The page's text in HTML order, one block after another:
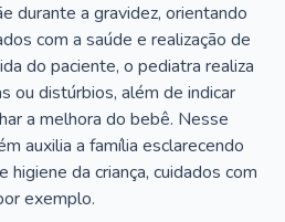
durante a gravidez, orientando
com a saúde e realização de
do paciente, o pediatra realiza
ou distúrbios, além de indicar
a melhora do bebê. Nesse
auxilia a família esclarecendo
higiene da criança, cuidados com
exemplo.